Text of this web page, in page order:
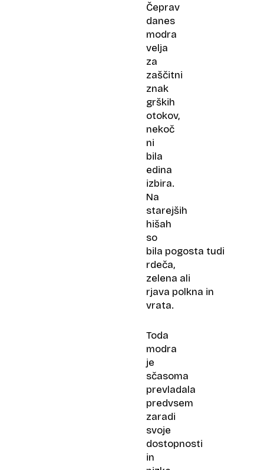
Čeprav
danes
modra
velja
za
zaščitni
znak
grških
otokov,
nekoč
ni
bila
edina
izbira.
Na
starejših
hišah
so
bila pogosta tudi
rdeča,
zelena ali
rjava polkna in
vrata.
Toda
modra
je
sčasoma
prevladala
predvsem
zaradi
svoje
dostopnosti
in